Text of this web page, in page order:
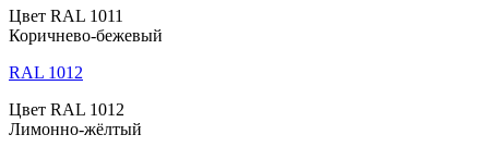
Цвет RAL 1011
Коричнево-бежевый
RAL 1012
Цвет RAL 1012
Лимонно-жёлтый